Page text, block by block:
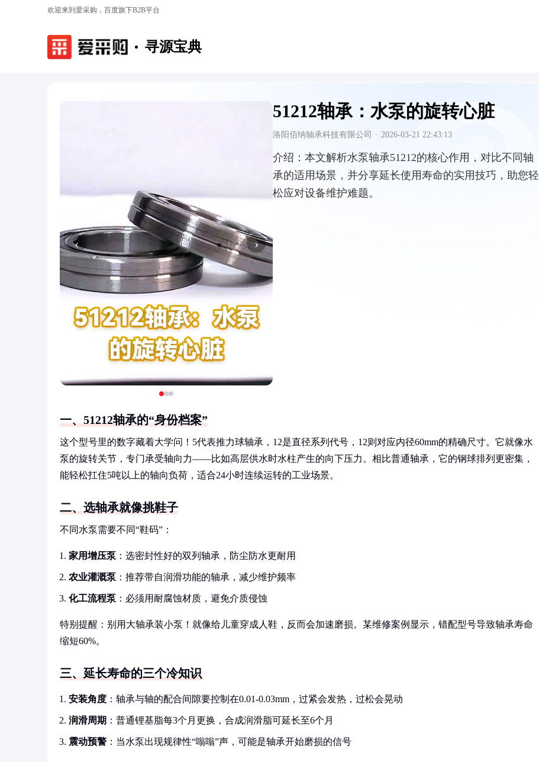
欢迎来到爱采购，百度旗下B2B平台
寻源宝典
‹ ›
51212轴承：水泵的旋转心脏
洛阳佰纳轴承科技有限公司 · 2026-03-21 22:43:13
介绍： 本文解析水泵轴承51212的核心作用，对比不同轴
承的适用场景，并分享延长使用寿命的实用技巧，助您轻
松应对设备维护难题。
一、51212轴承的“身份档案”
这个型号里的数字藏着大学问！5代表推力球轴承，12是直径系列代号，12则对应内径60mm的精确尺寸。它就像水
泵的旋转关节，专门承受轴向力——比如高层供水时水柱产生的向下压力。相比普通轴承，它的钢球排列更密集，
能轻松扛住5吨以上的轴向负荷，适合24小时连续运转的工业场景。
二、选轴承就像挑鞋子
不同水泵需要不同“鞋码”：
家用增压泵 ：选密封性好的双列轴承，防尘防水更耐用
农业灌溉泵 ：推荐带自润滑功能的轴承，减少维护频率
化工流程泵 ：必须用耐腐蚀材质，避免介质侵蚀
特别提醒：别用大轴承装小泵！就像给儿童穿成人鞋，反而会加速磨损。某维修案例显示，错配型号导致轴承寿命
缩短60%。
三、延长寿命的三个冷知识
安装角度 ：轴承与轴的配合间隙要控制在0.01-0.03mm，过紧会发热，过松会晃动
润滑周期 ：普通锂基脂每3个月更换，合成润滑脂可延长至6个月
震动预警 ：当水泵出现规律性“嗡嗡”声，可能是轴承开始磨损的信号